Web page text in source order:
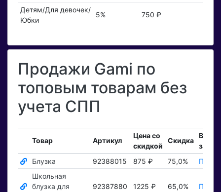
Детям/Для девочек/
Юбки
5% 750 ₽
Продажи Gami по
топовым товарам без
учета СПП
Товар Артикул
Цена со
скидкой
Скидка
Блузка
92388015 875 ₽ 75,0%
Школьная
блузка для
92387880 1225 ₽ 65,0%